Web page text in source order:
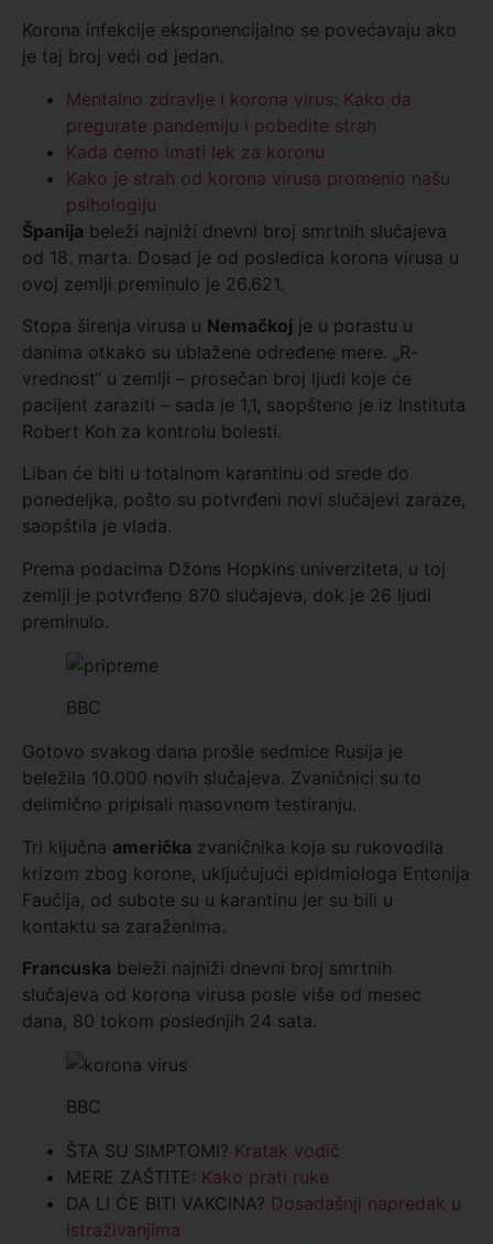
Korona infekcije eksponencijalno se povećavaju ako
je taj broj veći od jedan.
Mentalno zdravlje i korona virus: Kako da
pregurate pandemiju i pobedite strah
Kada ćemo imati lek za koronu
Kako je strah od korona virusa promenio našu
psihologiju
Španija beleži najniži dnevni broj smrtnih slučajeva
od 18. marta. Dosad je od posledica korona virusa u
ovoj zemlji preminulo je 26.621.
Stopa širenja virusa u Nemačkoj je u porastu u
danima otkako su ublažene određene mere. „R-
vrednost“ u zemlji – prosečan broj ljudi koje će
pacijent zaraziti – sada je 1,1, saopšteno je iz Instituta
Robert Koh za kontrolu bolesti.
Liban će biti u totalnom karantinu od srede do
ponedeljka, pošto su potvrđeni novi slučajevi zaraze,
saopštila je vlada.
Prema podacima Džons Hopkins univerziteta, u toj
zemlji je potvrđeno 870 slučajeva, dok je 26 ljudi
preminulo.
BBC
Gotovo svakog dana prošle sedmice Rusija je
beležila 10.000 novih slučajeva. Zvaničnici su to
delimično pripisali masovnom testiranju.
Tri ključna američka zvaničnika koja su rukovodila
krizom zbog korone, uključujući epidmiologa Entonija
Faučija, od subote su u karantinu jer su bili u
kontaktu sa zaraženima.
Francuska beleži najniži dnevni broj smrtnih
slučajeva od korona virusa posle više od mesec
dana, 80 tokom poslednjih 24 sata.
BBC
ŠTA SU SIMPTOMI? Kratak vodič
MERE ZAŠTITE: Kako prati ruke
DA LI ĆE BITI VAKCINA? Dosadašnji napredak u
istraživanjima